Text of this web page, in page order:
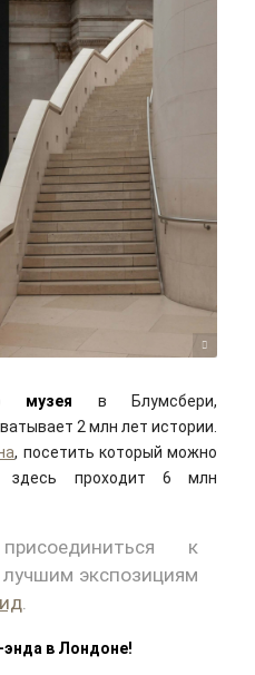
музея в Блумсбери,
2 млн лет истории.
, посетить который можно
здесь проходит 6 млн
к
лучшим экспозициям
в Лондоне!